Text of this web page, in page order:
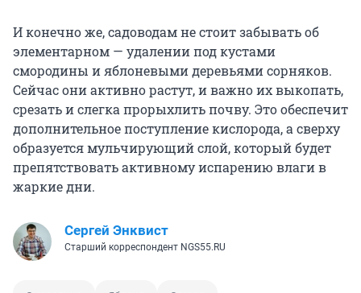
И конечно же, садоводам не стоит забывать об
элементарном — удалении под кустами
смородины и яблоневыми деревьями сорняков.
Сейчас они активно растут, и важно их выкопать,
срезать и слегка прорыхлить почву. Это обеспечит
дополнительное поступление кислорода, а сверху
образуется мульчирующий слой, который будет
препятствовать активному испарению влаги в
жаркие дни.
Сергей Энквист
Старший корреспондент NGS55.RU